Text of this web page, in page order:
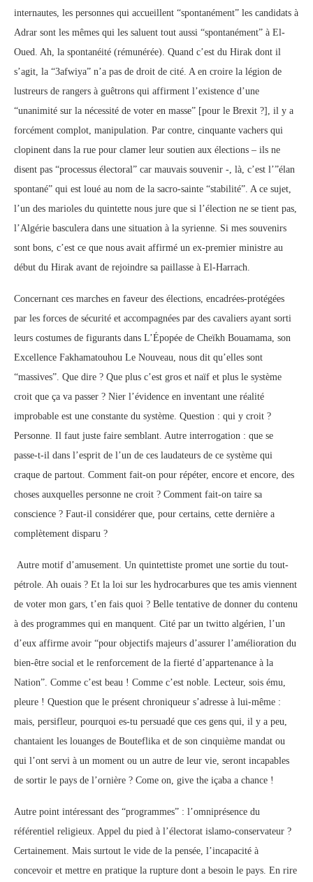
internautes, les personnes qui accueillent “spontanément” les candidats à
Adrar sont les mêmes qui les saluent tout aussi “spontanément” à El-
Oued. Ah, la spontanéité (rémunérée). Quand c’est du Hirak dont il
s’agit, la “3afwiya” n’a pas de droit de cité. A en croire la légion de
lustreurs de rangers à guêtrons qui affirment l’existence d’une
“unanimité sur la nécessité de voter en masse” [pour le Brexit ?], il y a
forcément complot, manipulation. Par contre, cinquante vachers qui
clopinent dans la rue pour clamer leur soutien aux élections – ils ne
disent pas “processus électoral” car mauvais souvenir -, là, c’est l’”élan
spontané” qui est loué au nom de la sacro-sainte “stabilité”. A ce sujet,
l’un des marioles du quintette nous jure que si l’élection ne se tient pas,
l’Algérie basculera dans une situation à la syrienne. Si mes souvenirs
sont bons, c’est ce que nous avait affirmé un ex-premier ministre au
début du Hirak avant de rejoindre sa paillasse à El-Harrach.
Concernant ces marches en faveur des élections, encadrées-protégées
par les forces de sécurité et accompagnées par des cavaliers ayant sorti
leurs costumes de figurants dans L’Épopée de Cheïkh Bouamama, son
Excellence Fakhamatouhou Le Nouveau, nous dit qu’elles sont
“massives”. Que dire ? Que plus c’est gros et naïf et plus le système
croit que ça va passer ? Nier l’évidence en inventant une réalité
improbable est une constante du système. Question : qui y croit ?
Personne. Il faut juste faire semblant. Autre interrogation : que se
passe-t-il dans l’esprit de l’un de ces laudateurs de ce système qui
craque de partout. Comment fait-on pour répéter, encore et encore, des
choses auxquelles personne ne croit ? Comment fait-on taire sa
conscience ? Faut-il considérer que, pour certains, cette dernière a
complètement disparu ?
Autre motif d’amusement. Un quintettiste promet une sortie du tout-
pétrole. Ah ouais ? Et la loi sur les hydrocarbures que tes amis viennent
de voter mon gars, t’en fais quoi ? Belle tentative de donner du contenu
à des programmes qui en manquent. Cité par un twitto algérien, l’un
d’eux affirme avoir “pour objectifs majeurs d’assurer l’amélioration du
bien-être social et le renforcement de la fierté d’appartenance à la
Nation”. Comme c’est beau ! Comme c’est noble. Lecteur, sois ému,
pleure ! Question que le présent chroniqueur s’adresse à lui-même :
mais, persifleur, pourquoi es-tu persuadé que ces gens qui, il y a peu,
chantaient les louanges de Bouteflika et de son cinquième mandat ou
qui l’ont servi à un moment ou un autre de leur vie, seront incapables
de sortir le pays de l’ornière ? Come on, give the içaba a chance !
Autre point intéressant des “programmes” : l’omniprésence du
référentiel religieux. Appel du pied à l’électorat islamo-conservateur ?
Certainement. Mais surtout le vide de la pensée, l’incapacité à
concevoir et mettre en pratique la rupture dont a besoin le pays. En rire